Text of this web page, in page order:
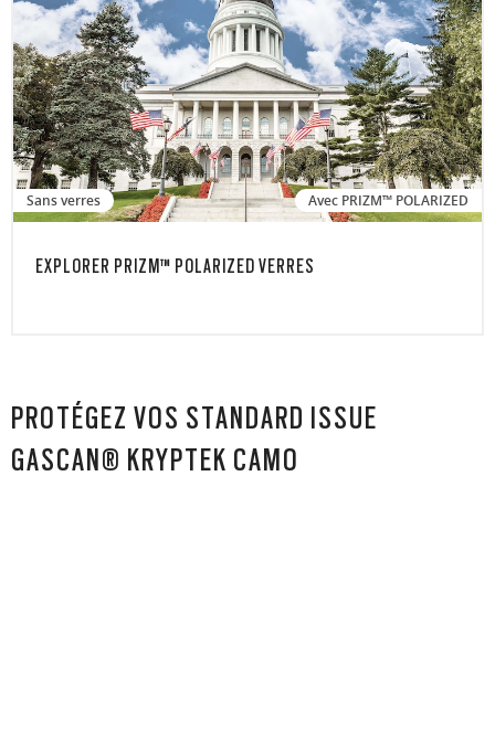
Sans verres Avec PRIZM™ POLARIZED
EXPLORER PRIZM™ POLARIZED VERRES
PROTÉGEZ VOS STANDARD ISSUE
GASCAN® KRYPTEK CAMO